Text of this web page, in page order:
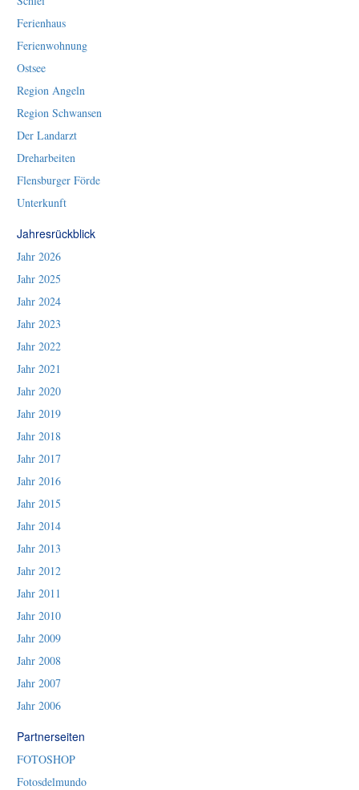
Ferienhaus
Ferienwohnung
Ostsee
Region Angeln
Region Schwansen
Der Landarzt
Dreharbeiten
Flensburger Förde
Unterkunft
Jahresrückblick
Jahr 2026
Jahr 2025
Jahr 2024
Jahr 2023
Jahr 2022
Jahr 2021
Jahr 2020
Jahr 2019
Jahr 2018
Jahr 2017
Jahr 2016
Jahr 2015
Jahr 2014
Jahr 2013
Jahr 2012
Jahr 2011
Jahr 2010
Jahr 2009
Jahr 2008
Jahr 2007
Jahr 2006
Partnerseiten
FOTOSHOP
Fotosdelmundo